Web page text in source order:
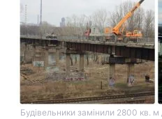
Будівельники замінили 2800 кв.